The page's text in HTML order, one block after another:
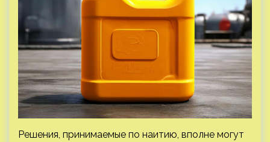
Решения, принимаемые по наитию, вполне могут